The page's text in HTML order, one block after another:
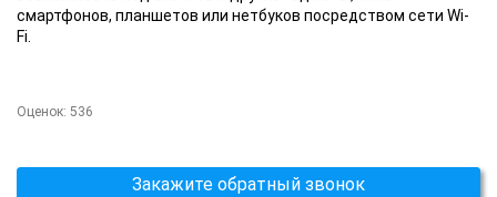
смартфонов, планшетов или нетбуков посредством сети Wi-
Fi.
Оценок: 536
Закажите обратный звонок